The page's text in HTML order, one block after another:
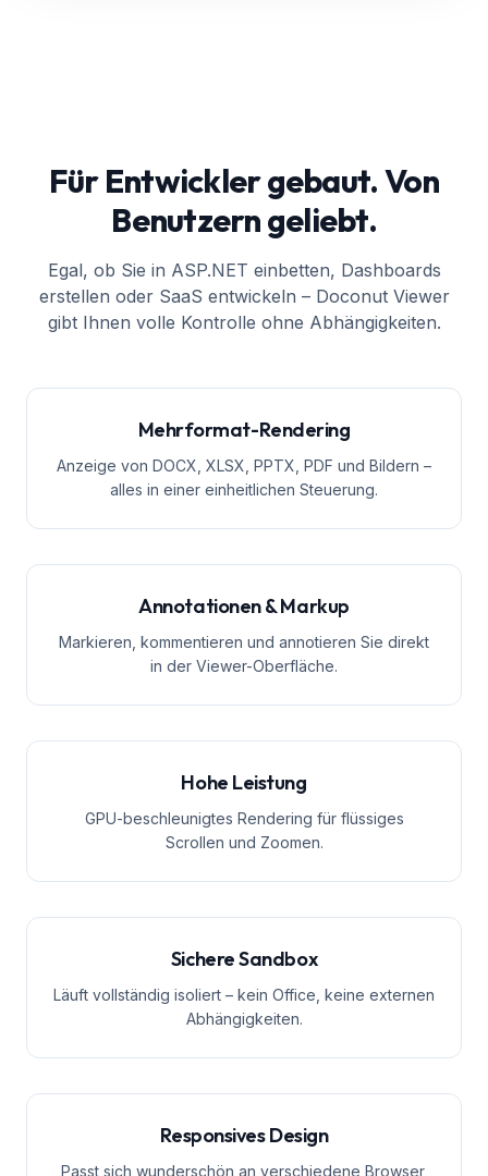
Für Entwickler gebaut. Von
Benutzern geliebt.
Egal, ob Sie in ASP.NET einbetten, Dashboards
erstellen oder SaaS entwickeln – Doconut Viewer
gibt Ihnen volle Kontrolle ohne Abhängigkeiten.
Mehrformat-Rendering
Anzeige von DOCX, XLSX, PPTX, PDF und Bildern –
alles in einer einheitlichen Steuerung.
Annotationen & Markup
Markieren, kommentieren und annotieren Sie direkt
in der Viewer-Oberfläche.
Hohe Leistung
GPU-beschleunigtes Rendering für flüssiges
Scrollen und Zoomen.
Sichere Sandbox
Läuft vollständig isoliert – kein Office, keine externen
Abhängigkeiten.
Responsives Design
Passt sich wunderschön an verschiedene Browser,